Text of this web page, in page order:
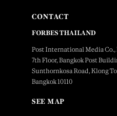
CONTACT
FORBES THAILAND
Post International Media Co.,
7th Floor, Bangkok Post
Sunthornkosa Road, Klong
Bangkok 10110
SEE MAP